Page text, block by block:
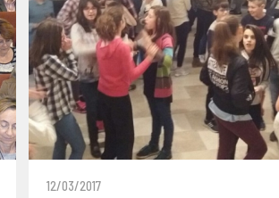
12/03/2017